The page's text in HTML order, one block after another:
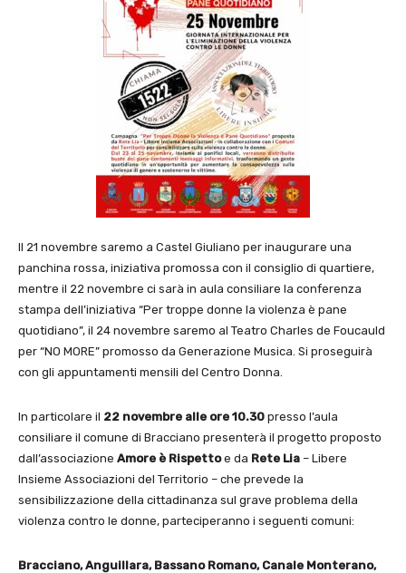
Il 21 novembre saremo a Castel Giuliano per inaugurare una
panchina rossa, iniziativa promossa con il consiglio di quartiere,
mentre il 22 novembre ci sarà in aula consiliare la conferenza
stampa dell’iniziativa “Per troppe donne la violenza è pane
quotidiano”, il 24 novembre saremo al Teatro Charles de Foucauld
per “NO MORE” promosso da Generazione Musica. Si proseguirà
con gli appuntamenti mensili del Centro Donna.
In particolare il 22 novembre alle ore 10.30 presso l’aula
consiliare il comune di Bracciano presenterà il progetto proposto
dall’associazione Amore è Rispettoe da Rete Lia – Libere
Insieme Associazioni del Territorio – che prevede la
sensibilizzazione della cittadinanza sul grave problema della
violenza contro le donne, parteciperanno i seguenti comuni:
Bracciano, Anguillara, Bassano Romano, Canale Monterano,